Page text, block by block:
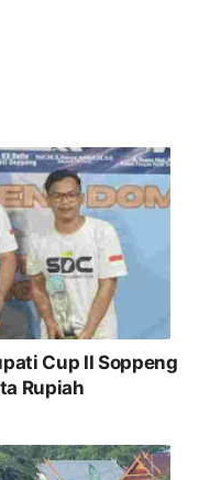
Cup II Soppeng
Rupiah